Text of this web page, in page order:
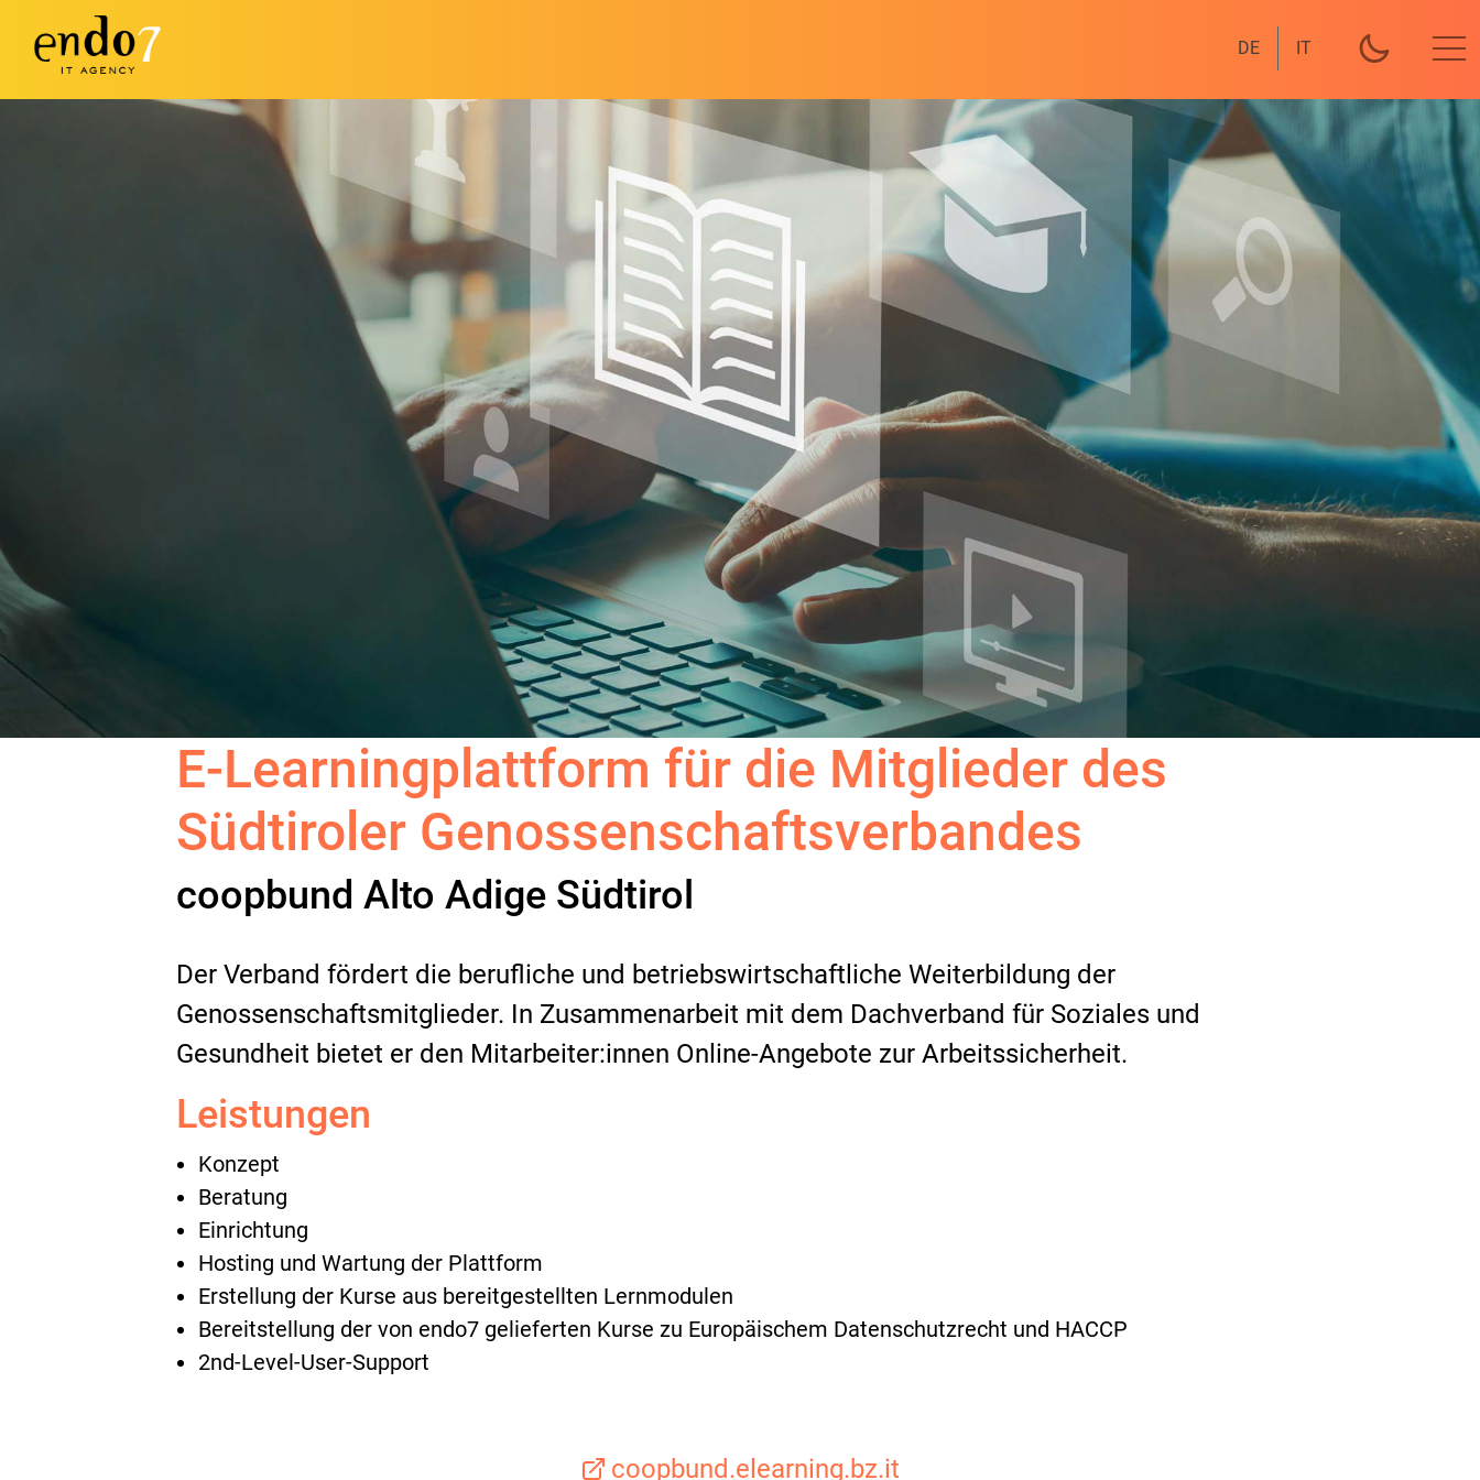
DE IT
E-Learningplattform für die Mitglieder des
Südtiroler Genossenschaftsverbandes
coopbund Alto Adige Südtirol
Der Verband fördert die berufliche und betriebswirtschaftliche Weiterbildung der
Genossenschaftsmitglieder. In Zusammenarbeit mit dem Dachverband für Soziales und
Gesundheit bietet er den Mitarbeiter:innen Online-Angebote zur Arbeitssicherheit.
Leistungen
Konzept
Beratung
Einrichtung
Hosting und Wartung der Plattform
Erstellung der Kurse aus bereitgestellten Lernmodulen
Bereitstellung der von endo7 gelieferten Kurse zu Europäischem Datenschutzrecht und HACCP
2nd-Level-User-Support
coopbund.elearning.bz.it